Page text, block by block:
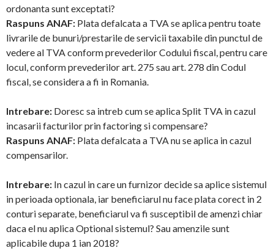
ordonanta sunt exceptati?
Raspuns ANAF: Plata defalcata a TVA se aplica pentru toate
livrarile de bunuri/prestarile de servicii taxabile din punctul de
vedere al TVA conform prevederilor Codului fiscal, pentru care
locul, conform prevederilor art. 275 sau art. 278 din Codul
fiscal, se considera a fi in Romania.
Intrebare: Doresc sa intreb cum se aplica Split TVA in cazul
incasarii facturilor prin factoring si compensare?
Raspuns ANAF: Plata defalcata a TVA nu se aplica in cazul
compensarilor.
Intrebare: In cazul in care un furnizor decide sa aplice sistemul
in perioada optionala, iar beneficiarul nu face plata corect in 2
conturi separate, beneficiarul va fi susceptibil de amenzi chiar
daca el nu aplica Optional sistemul? Sau amenzile sunt
aplicabile dupa 1 ian 2018?